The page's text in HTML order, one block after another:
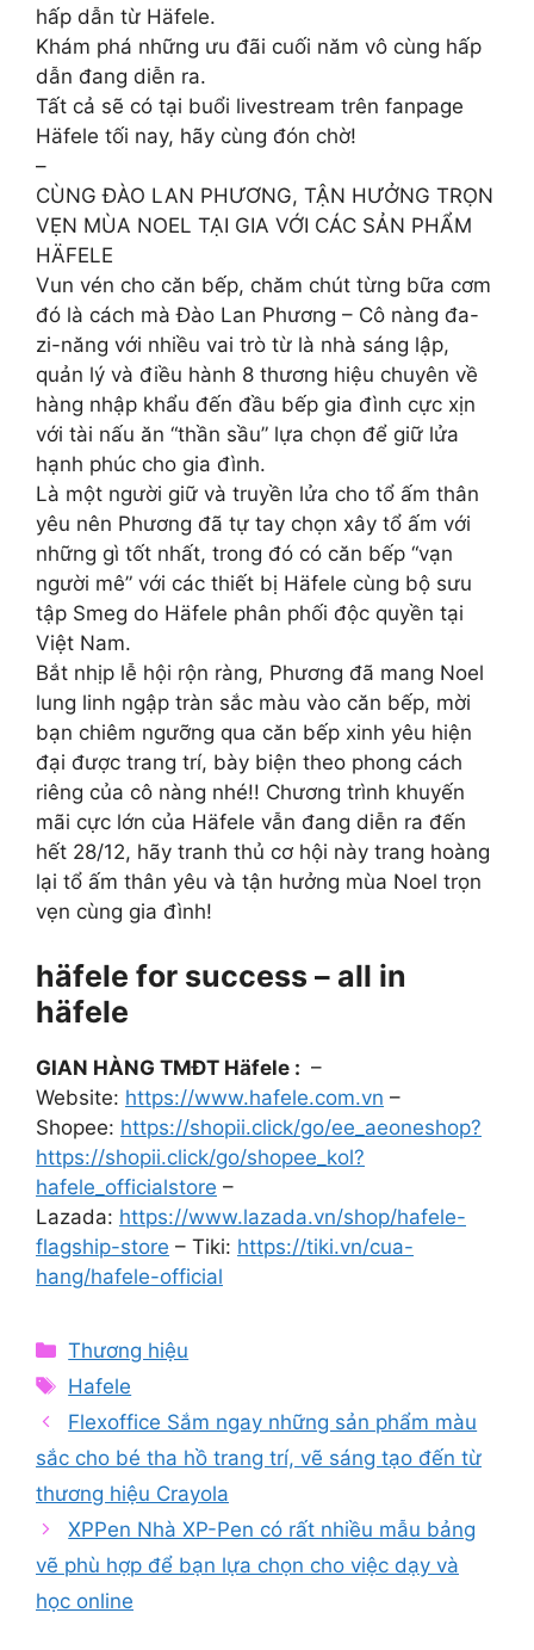
hấp dẫn từ Häfele.
Khám phá những ưu đãi cuối năm vô cùng hấp
dẫn đang diễn ra.
Tất cả sẽ có tại buổi livestream trên fanpage
Häfele tối nay, hãy cùng đón chờ!
–
CÙNG ĐÀO LAN PHƯƠNG, TẬN HƯỞNG TRỌN
VẸN MÙA NOEL TẠI GIA VỚI CÁC SẢN PHẨM
HÄFELE
Vun vén cho căn bếp, chăm chút từng bữa cơm
đó là cách mà Đào Lan Phương – Cô nàng đa-
zi-năng với nhiều vai trò từ là nhà sáng lập,
quản lý và điều hành 8 thương hiệu chuyên về
hàng nhập khẩu đến đầu bếp gia đình cực xịn
với tài nấu ăn “thần sầu” lựa chọn để giữ lửa
hạnh phúc cho gia đình.
Là một người giữ và truyền lửa cho tổ ấm thân
yêu nên Phương đã tự tay chọn xây tổ ấm với
những gì tốt nhất, trong đó có căn bếp “vạn
người mê” với các thiết bị Häfele cùng bộ sưu
tập Smeg do Häfele phân phối độc quyền tại
Việt Nam.
Bắt nhịp lễ hội rộn ràng, Phương đã mang Noel
lung linh ngập tràn sắc màu vào căn bếp, mời
bạn chiêm ngưỡng qua căn bếp xinh yêu hiện
đại được trang trí, bày biện theo phong cách
riêng của cô nàng nhé!! Chương trình khuyến
mãi cực lớn của Häfele vẫn đang diễn ra đến
hết 28/12, hãy tranh thủ cơ hội này trang hoàng
lại tổ ấm thân yêu và tận hưởng mùa Noel trọn
vẹn cùng gia đình!
häfele for success – all in
häfele
GIAN HÀNG TMĐT Häfele : –
Website: https://www.hafele.com.vn –
Shopee: https://shopii.click/go/ee_aeoneshop?
https://shopii.click/go/shopee_kol?
hafele_officialstore –
Lazada: https://www.lazada.vn/shop/hafele-
flagship-store – Tiki: https://tiki.vn/cua-
hang/hafele-official
Categories
Thương hiệu
Tags
Hafele
Flexoffice Sắm ngay những sản phẩm màu
sắc cho bé tha hồ trang trí, vẽ sáng tạo đến từ
thương hiệu Crayola
XPPen Nhà XP-Pen có rất nhiều mẫu bảng
vẽ phù hợp để bạn lựa chọn cho việc dạy và
học online